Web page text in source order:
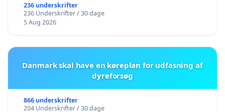
236 underskrifter
236 Underskrifter / 30 dage
5 Aug 2026
Danmark skal have en køreplan for udfasning af
dyreforsøg
866 underskrifter
204 Underskrifter / 30 dage